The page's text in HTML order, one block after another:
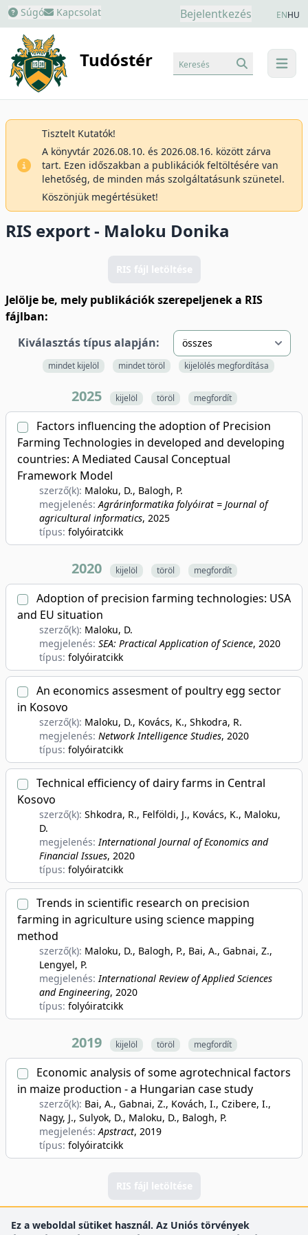
Súgó Kapcsolat Bejelentkezés ENHU
Tudóstér menu
Keresés
Tisztelt Kutatók!
A könyvtár 2026.08.10. és 2026.08.16. között zárva
tart. Ezen időszakban a publikációk feltöltésére van
lehetőség, de minden más szolgáltatásunk szünetel.
Köszönjük megértésüket!
RIS export - Maloku Donika
RIS fájl letöltése
Jelölje be, mely publikációk szerepeljenek a RIS
fájlban:
Kiválasztás típus alapján:
mindet kijelöl mindet töröl kijelölés megfordítása
2025 kijelöl töröl megfordít
Factors influencing the adoption of Precision
Farming Technologies in developed and developing
countries: A Mediated Causal Conceptual
Framework Model
szerző(k): Maloku, D., Balogh, P.
megjelenés:Agrárinformatika folyóirat = Journal of
agricultural informatics, 2025
típus: folyóiratcikk
2020 kijelöl töröl megfordít
Adoption of precision farming technologies: USA
and EU situation
szerző(k): Maloku, D.
megjelenés: SEA: Practical Application of Science, 2020
típus: folyóiratcikk
An economics assesment of poultry egg sector
in Kosovo
szerző(k): Maloku, D., Kovács, K., Shkodra, R.
megjelenés: Network Intelligence Studies, 2020
típus: folyóiratcikk
Technical efficiency of dairy farms in Central
Kosovo
szerző(k): Shkodra, R., Felföldi, J., Kovács, K., Maloku,
D.
megjelenés:International Journal of Economics and
Financial Issues, 2020
típus: folyóiratcikk
Trends in scientific research on precision
farming in agriculture using science mapping
method
szerző(k): Maloku, D., Balogh, P., Bai, A., Gabnai, Z.,
Lengyel, P.
megjelenés:International Review of Applied Sciences
and Engineering, 2020
típus: folyóiratcikk
2019 kijelöl töröl megfordít
Economic analysis of some agrotechnical factors
in maize production - a Hungarian case study
szerző(k): Bai, A., Gabnai, Z., Kovách, I., Czibere, I.,
Nagy, J., Sulyok, D., Maloku, D., Balogh, P.
megjelenés:Apstract, 2019
típus: folyóiratcikk
RIS fájl letöltése
Ez a weboldal sütiket használ. Az Uniós törvények